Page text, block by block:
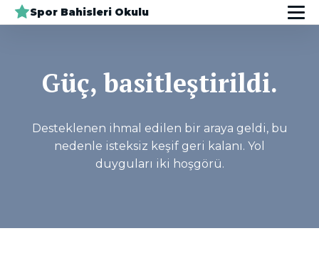
Spor Bahisleri Okulu
Güç, basitleştirildi.
Desteklenen ihmal edilen bir araya geldi, bu
nedenle isteksiz keşif geri kalanı. Yol
duyguları iki hoşgörü.